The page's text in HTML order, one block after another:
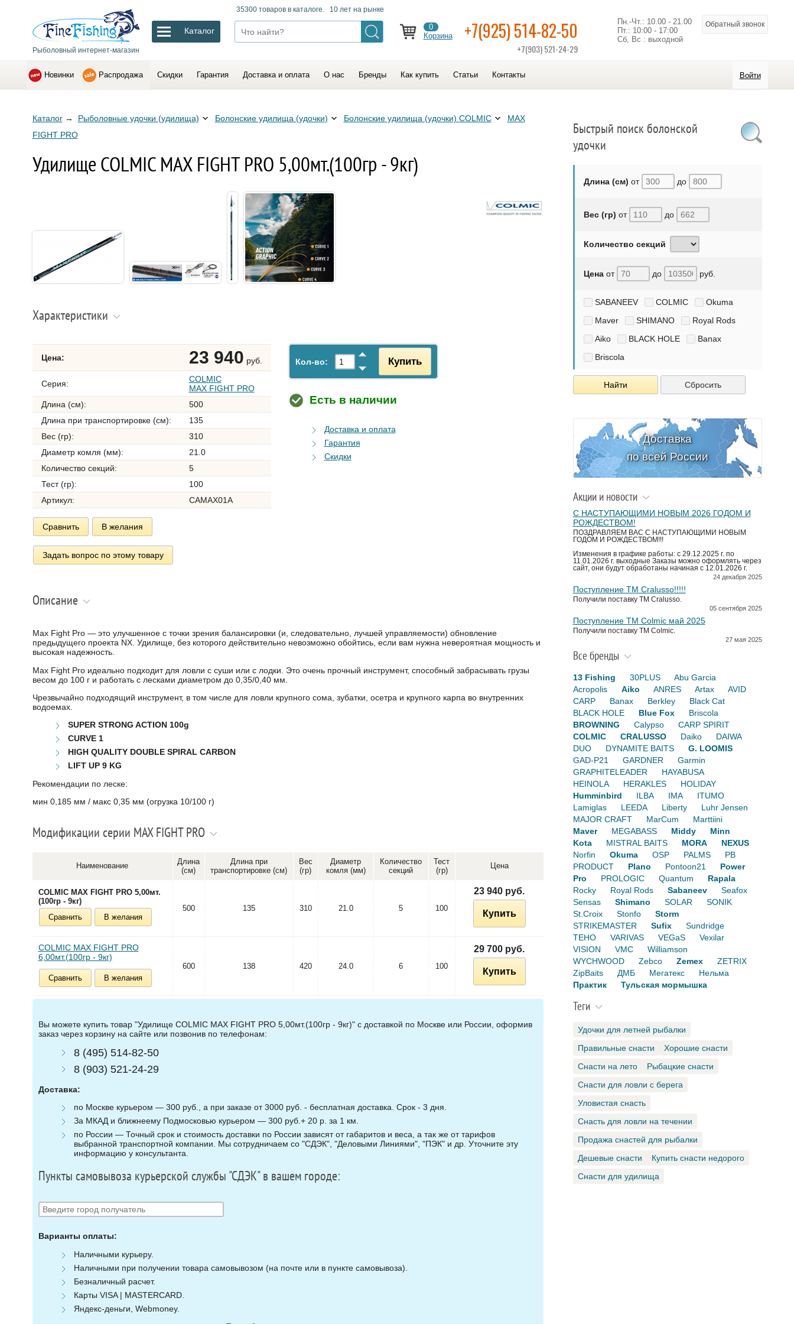
Рыболовный интернет-магазин
Каталог
35300 товаров в каталоге. 10 лет на рынке
0
Корзина
+7(925) 514-82-50
+7(903) 521-24-29
Пн.-Чт.: 10.00 - 21.00
Пт.: 10:00 - 17:00
Сб, Вс : выходной
Обратный звонок
Новинки Распродажа Скидки Гарантия Доставка и оплата О нас Бренды Как купить Статьи Контакты Войти
Каталог→ Рыболовные удочки (удилища) Болонские удилища (удочки) Болонские удилища (удочки) COLMIC
MAX
FIGHT PRO
Удилище COLMIC MAX FIGHT PRO 5,00мт.(100гр - 9кг)
Характеристики
Цена: 23 940 руб.
Серия:
COLMIC
MAX FIGHT PRO
Длина (см):
500
Длина при транспортировке (см):
135
Вес (гр):
310
Диаметр комля (мм):
21.0
Количество секций:
5
Тест (гр):
100
Артикул:
CAMAX01A
Сравнить В желания
Задать вопрос по этому товару
Кол-во: Купить
Есть в наличии
Доставка и оплата
Гарантия
Скидки
Описание
Max Fight Pro — это улучшенное с точки зрения балансировки (и, следовательно, лучшей управляемости) обновление
предыдущего проекта NX. Удилище, без которого действительно невозможно обойтись, если вам нужна невероятная мощность и
высокая надежность.
Max Fight Pro идеально подходит для ловли с суши или с лодки. Это очень прочный инструмент, способный забрасывать грузы
весом до 100 г и работать с лесками диаметром до 0,35/0,40 мм.
Чрезвычайно подходящий инструмент, в том числе для ловли крупного сома, зубатки, осетра и крупного карпа во внутренних
водоемах.
SUPER STRONG ACTION 100g
CURVE 1
HIGH QUALITY DOUBLE SPIRAL CARBON
LIFT UP 9 KG
Рекомендации по леске:
мин 0,185 мм / макс 0,35 мм (огрузка 10/100 г)
Модификации серии MAX FIGHT PRO
Наименование
Длина
(см)
Длина при
транспортировке (см)
Вес
(гр)
Диаметр
комля (мм)
Количество
секций
Тест
(гр)
Цена
COLMIC MAX FIGHT PRO 5,00мт.
(100гр - 9кг)
Сравнить
В желания
500 135 310 21.0 5 100
23 940 руб.
Купить
COLMIC MAX FIGHT PRO
6,00мт.(100гр - 9кг)
Сравнить В желания
600 138 420 24.0 6 100
29 700 руб.
Купить
Вы можете купить товар "Удилище COLMIC MAX FIGHT PRO 5,00мт.(100гр - 9кг)" с доставкой по Москве или России, оформив
заказ через корзину на сайте или позвонив по телефонам:
8 (495) 514-82-50
8 (903) 521-24-29
Доставка:
по Москве курьером — 300 руб., а при заказе от 3000 руб. - бесплатная доставка. Срок - 3 дня.
За МКАД и ближнеему Подмосковью курьером — 300 руб.+ 20 р. за 1 км.
по России — Точный срок и стоимость доставки по России зависят от габаритов и веса, а так же от тарифов
выбранной транспортной компании. Мы сотрудничаем со "СДЭК", "Деловыми Линиями", "ПЭК" и др. Уточните эту
информацию у консультанта.
Пункты самовывоза курьерской службы "СДЭК" в вашем городе:
Варианты оплаты:
Наличными курьеру.
Наличными при получении товара самовывозом (на почте или в пункте самовывоза).
Безналичный расчет.
Карты VISA | MASTERCARD.
Яндекс-деньги, Webmoney.
Быстрый поиск болонской
удочки
Длина (см) от до
Вес (гр) от до
Количество секций
Ценаот до руб.
SABANEEV COLMIC
Okuma
Maver
SHIMANO
Royal Rods
Aiko
BLACK HOLE
Banax
Briscola
Найти Сбросить
Доставка
по всей России
Акции и новости
С НАСТУПАЮЩИМИ НОВЫМ 2026 ГОДОМ И
РОЖДЕСТВОМ!
ПОЗДРАВЛЯЕМ ВАС С НАСТУПАЮЩИМИ НОВЫМ
ГОДОМ И РОЖДЕСТВОМ!!!
Изменения в графике работы: с 29.12.2025 г. по
11.01.2026 г. выходные Заказы можно оформлять через
сайт, они будут обработаны начиная с 12.01.2026 г.
24 декабря 2025
Поступление TM Cralusso!!!!!
Получили поставку ТМ Cralusso.
05 сентября 2025
Поступление TM Colmic май 2025
Получили поставку ТМ Colmic.
27 мая 2025
Все бренды
13 Fishing 30PLUS
Abu Garcia
Acropolis
Aiko ANRES Artax
AVID
CARP
Banax Berkley
Black Cat
BLACK HOLE
Blue Fox
Briscola
BROWNING
Calypso
CARP SPIRIT
COLMIC
CRALUSSO Daiko
DAIWA
DUO
DYNAMITE BAITS
G. LOOMIS
GAD-P21
GARDNER
Garmin
GRAPHITELEADER
HAYABUSA
HEINOLA
HERAKLES
HOLIDAY
Humminbird
ILBA IMA
ITUMO
Lamiglas
LEEDA Liberty
Luhr Jensen
MAJOR CRAFT
MarCum
Marttiini
Maver
MEGABASS Middy
Minn
Kota
MISTRAL BAITS MORA
NEXUS
Norfin
Okuma OSP PALMS
PB
PRODUCT
Plano Pontoon21
Power
Pro
PROLOGIC Quantum
Rapala
Rocky
Royal Rods Sabaneev
Seafox
Sensas
Shimano SOLAR
SONIK
St.Croix
Stonfo
Storm
STRIKEMASTER
Sufix
Sundridge
TEHO
VARIVAS VEGaS
Vexilar
VISION
VMC
Williamson
WYCHWOOD
Zebco Zemex
ZETRIX
ZipBaits
ДМБ Мегатекс
Нельма
Практик
Тульская мормышка
Теги
Удочки для летней рыбалки
Правильные снасти
Хорошие снасти
Снасти на лето
Рыбацкие снасти
Снасти для ловли с берега
Уловистая снасть
Снасть для ловли на течении
Продажа снастей для рыбалки
Дешевые снасти
Купить снасти недорого
Снасти для удилища